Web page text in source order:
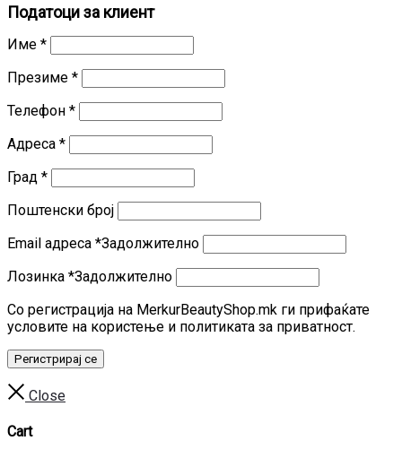
Податоци за клиент
Име *
Презиме *
Телефон *
Адреса *
Град *
Поштенски број
Email адреса *Задолжително
Лозинка *Задолжително
Со регистрација на MerkurBeautyShop.mk ги прифаќате
условите на користење и политиката за приватност.
Регистрирај се
Close
Cart